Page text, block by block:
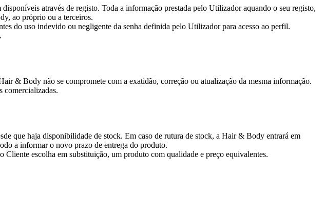
através de registo. Toda a informação prestada pelo Utilizador aquando o seu registo,
ao próprio ou a terceiros.
do uso indevido ou negligente da senha definida pelo Utilizador para acesso ao perfil.
& Body não se compromete com a exatidão, correção ou atualização da mesma informação.
comercializadas.
que haja disponibilidade de stock. Em caso de rutura de stock, a Hair & Body entrará em
a informar o novo prazo de entrega do produto.
escolha em substituição, um produto com qualidade e preço equivalentes.